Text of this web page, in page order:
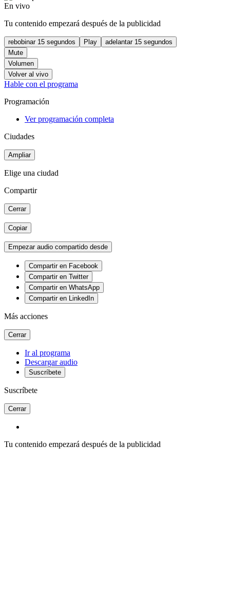
En vivo
Tu contenido empezará después de la publicidad
rebobinar 15 segundos Play
adelantar 15 segundos
Mute
Volumen
Volver al vivo
Hable con el programa
Programación
Ver programación completa
Ciudades
Ampliar
Elige una ciudad
Compartir
Cerrar
Copiar
Empezar audio compartido desde
Compartir en Facebook
Compartir en Twitter
Compartir en WhatsApp
Compartir en LinkedIn
Más acciones
Cerrar
Ir al programa
Descargar audio
Suscríbete
Suscríbete
Cerrar
Tu contenido empezará después de la publicidad